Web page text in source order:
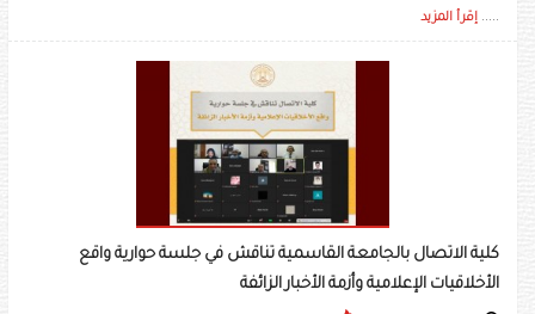
..... إقرأ المزيد
كلية الاتصال بالجامعة القاسمية تناقش في جلسة حوارية واقع
الأخلاقيات الإعلامية وأزمة الأخبار الزائفة